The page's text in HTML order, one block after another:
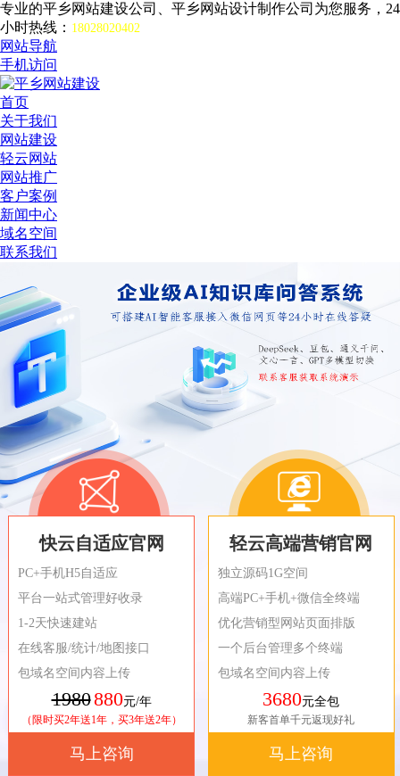
专业的平乡网站建设公司、平乡网站设计制作公司为您服务，24
小时热线： 18028020402
网站导航
手机访问
首页
关于我们
网站建设
轻云网站
网站推广
客户案例
新闻中心
域名空间
联系我们
快云自适应官网
PC+手机H5自适应
平台一站式管理好收录
1-2天快速建站
在线客服/统计/地图接口
包域名空间内容上传
1980880元/年
（限时买2年送1年，买3年送2年）
马上咨询
轻云高端营销官网
独立源码1G空间
高端PC+手机+微信全终端
优化营销型网站页面排版
一个后台管理多个终端
包域名空间内容上传
3680元全包
新客首单千元返现好礼
马上咨询